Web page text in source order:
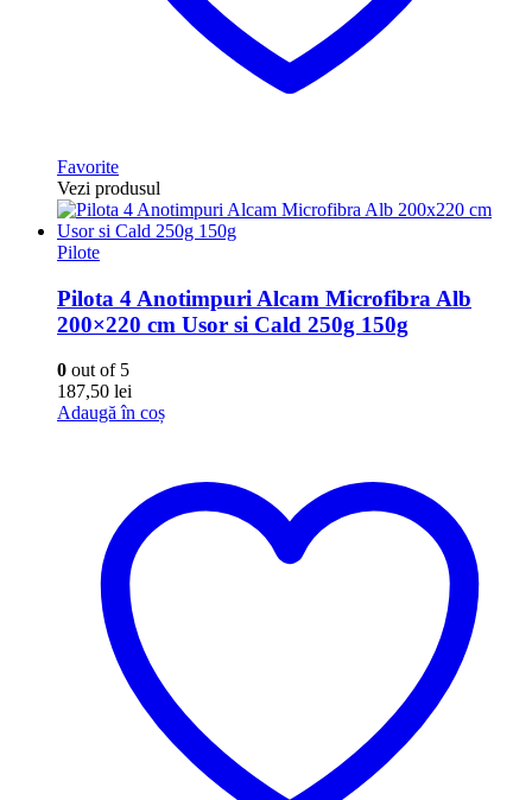
Favorite
Vezi produsul
Pilote
Pilota 4 Anotimpuri Alcam Microfibra Alb
200×220 cm Usor si Cald 250g 150g
0 out of 5
187,50 lei
Adaugă în coș